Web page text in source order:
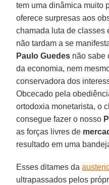
tem uma dinâmica muito
oferece surpresas aos
chamada luta de classes
não tardam a se
Paulo Guedes não sabe
da economia, nem
conservadora dos
Obcecado pela
ortodoxia monetarista, o
consegue fazer o nosso
as forças livres de
resultado em uma
Esses ditames da
ultrapassados pelos